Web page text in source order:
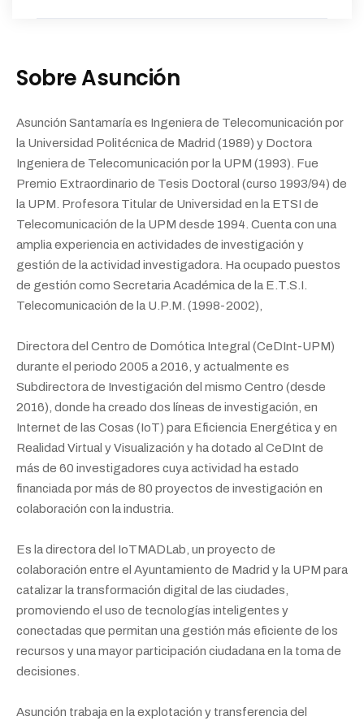
Sobre Asunción
Asunción Santamaría es Ingeniera de Telecomunicación por
la Universidad Politécnica de Madrid (1989) y Doctora
Ingeniera de Telecomunicación por la UPM (1993). Fue
Premio Extraordinario de Tesis Doctoral (curso 1993/94) de
la UPM. Profesora Titular de Universidad en la ETSI de
Telecomunicación de la UPM desde 1994. Cuenta con una
amplia experiencia en actividades de investigación y
gestión de la actividad investigadora. Ha ocupado puestos
de gestión como Secretaria Académica de la E.T.S.I.
Telecomunicación de la U.P.M. (1998-2002),
Directora del Centro de Domótica Integral (CeDInt-UPM)
durante el periodo 2005 a 2016, y actualmente es
Subdirectora de Investigación del mismo Centro (desde
2016), donde ha creado dos líneas de investigación, en
Internet de las Cosas (IoT) para Eficiencia Energética y en
Realidad Virtual y Visualización y ha dotado al CeDInt de
más de 60 investigadores cuya actividad ha estado
financiada por más de 80 proyectos de investigación en
colaboración con la industria.
Es la directora del IoTMADLab, un proyecto de
colaboración entre el Ayuntamiento de Madrid y la UPM para
catalizar la transformación digital de las ciudades,
promoviendo el uso de tecnologías inteligentes y
conectadas que permitan una gestión más eficiente de los
recursos y una mayor participación ciudadana en la toma de
decisiones.
Asunción trabaja en la explotación y transferencia del